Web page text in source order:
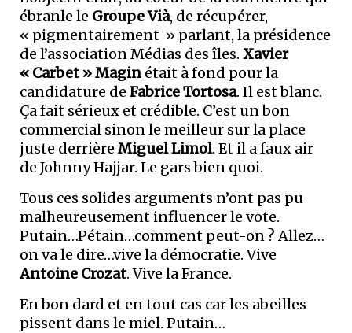
ébranle le Groupe Vià, de récupérer,
« pigmentairement » parlant, la présidence
de l’association Médias des îles. Xavier
« Carbet » Magin était à fond pour la
candidature de Fabrice Tortosa. Il est blanc.
Ça fait sérieux et crédible. C’est un bon
commercial sinon le meilleur sur la place
juste derrière Miguel Limol. Et il a faux air
de Johnny Hajjar. Le gars bien quoi.
Tous ces solides arguments n’ont pas pu
malheureusement influencer le vote.
Putain…Pétain…comment peut-on ? Allez…
on va le dire…vive la démocratie. Vive
Antoine Crozat. Vive la France.
En bon dard et en tout cas car les abeilles
pissent dans le miel. Putain…